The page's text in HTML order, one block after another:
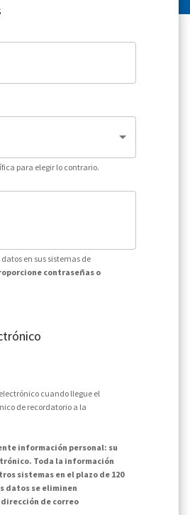
para elegir lo contrario.
en sus sistemas de
contraseñas o
cuando llegue el
de recordatorio a la
información personal: su
Toda la información
sistemas en el plazo de 120
datos se eliminen
de correo